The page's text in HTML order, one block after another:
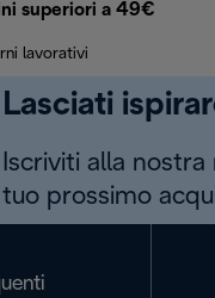
superiori a 49€
lavorativi
Lasciati
Iscriviti alla
tuo prossimo